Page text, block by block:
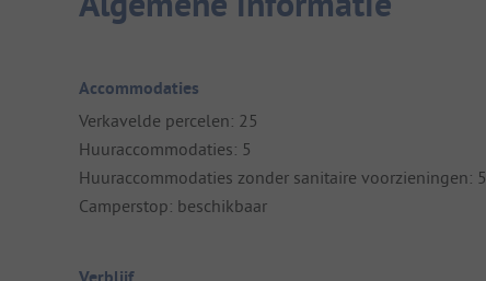
Accommodaties
Verkavelde percelen: 25
Huuraccommodaties: 5
Huuraccommodaties zonder sanitaire voorzieningen: 5
Camperstop: beschikbaar